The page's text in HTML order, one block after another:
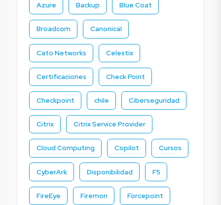
Azure Backup Blue Coat
Broadcom Canonical
Cato Networks Celestix
Certificaciones Check Point
Checkpoint chile Ciberseguridad
Citrix Citrix Service Provider
Cloud Computing Copilot Cursos
CyberArk Disponibilidad F5
FireEye Firemon Forcepoint